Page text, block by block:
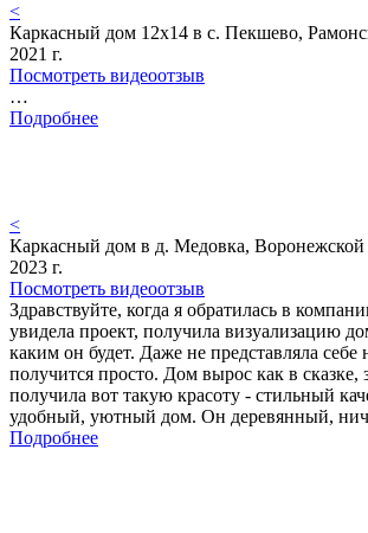
<
Каркасный дом 12х14 в с. Пекшево,
2021 г.
Посмотреть видеоотзыв
…
Подробнее
<
Каркасный дом в д. Медовка, Воронежской
2023 г.
Посмотреть видеоотзыв
Здравствуйте, когда я обратилась в
увидела проект, получила визуализацию
каким он будет. Даже не представляла себе
получится просто. Дом вырос как в сказке,
получила вот такую красоту - стильный
удобный, уютный дом. Он деревянный,
Подробнее